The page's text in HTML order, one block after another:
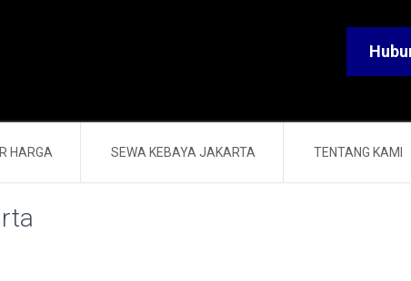
HARGA SEWA KEBAYA JAKARTA TENTANG KAMI